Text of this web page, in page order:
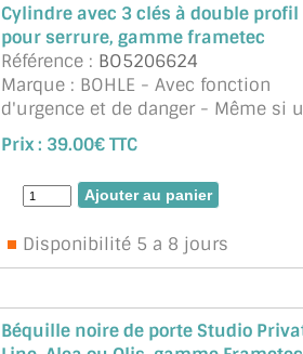
Cylindre avec 3 clés à double profil
pour serrure, gamme frametec
Référence : BO5206624
Marque : BOHLE - Avec fonction
d'urgence et de danger - Même si
clé est insérée dans le cylindre de
l'intérieur, le cylindre peut être
actionné de l'extérieur. ...
Prix : 39.00€ TTC
Disponibilité 5 a 8 jours
Béquille noire de porte Studio